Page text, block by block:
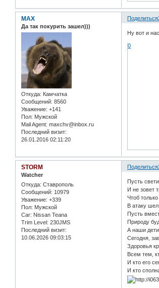
Поделиться
MAX
Да так покурить зашел)))
Откуда: Камчатка
Сообщений: 8560
Уважение: +141
Пол: Мужской
Mail Agent: maxchv@inbox.ru
Последний визит:
26.01.2016 02:11:20
Ну вот и
0
Поделиться
STORM
Watcher
Откуда: Ставрополь
Сообщений: 10979
Уважение: +339
Пол: Мужской
Car: Nissan Teana
Trim Level: 230JMS
Последний визит:
10.06.2026 09:03:15
Пусть
И не зовет
Чтоб
В атаку
Пусть
Природу
А наши
Сегодня,
Здоровья
Всем тем,
И кто его
И кто